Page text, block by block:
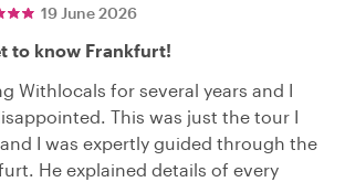
19 June 2026
to know Frankfurt!
Withlocals for several years and I
This was just the tour I
I was expertly guided through the
He explained details of every